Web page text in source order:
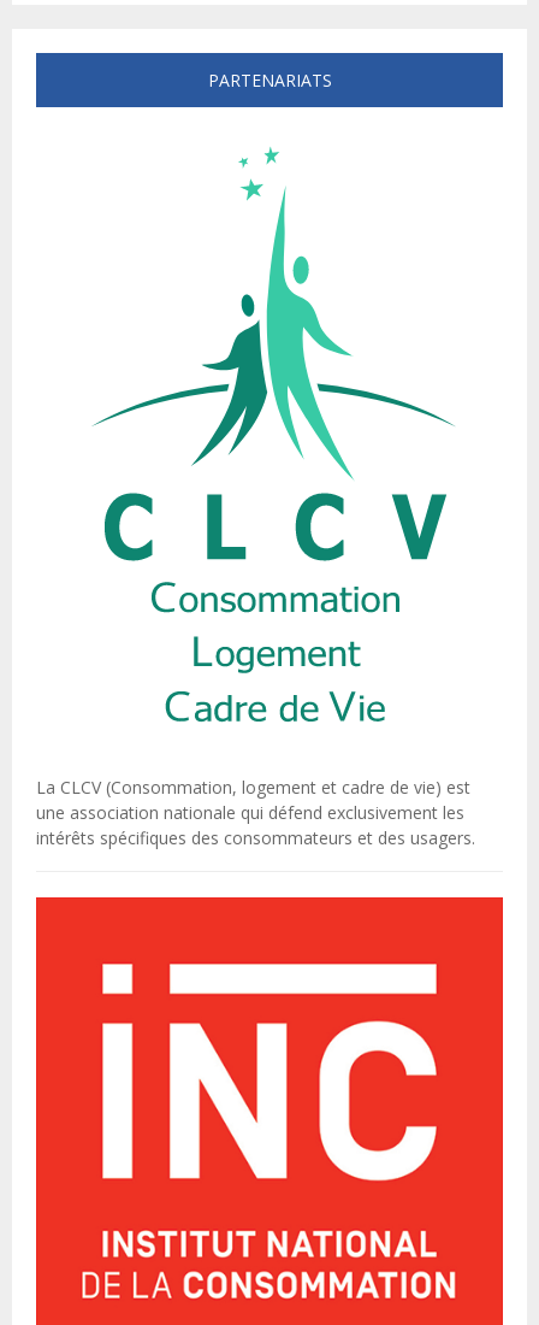
PARTENARIATS
La CLCV (Consommation, logement et cadre de vie) est
une association nationale qui défend exclusivement les
intérêts spécifiques des consommateurs et des usagers.